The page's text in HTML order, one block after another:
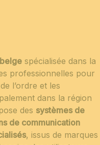
belge spécialisée dans la
professionnelles pour
l’ordre et les
dans la région
des systèmes de
de communication
, issus de marques